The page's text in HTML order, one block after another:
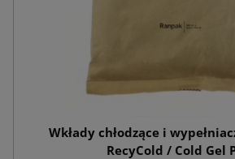
Wkłady chłodzące i
RecyCold / Cold Gel